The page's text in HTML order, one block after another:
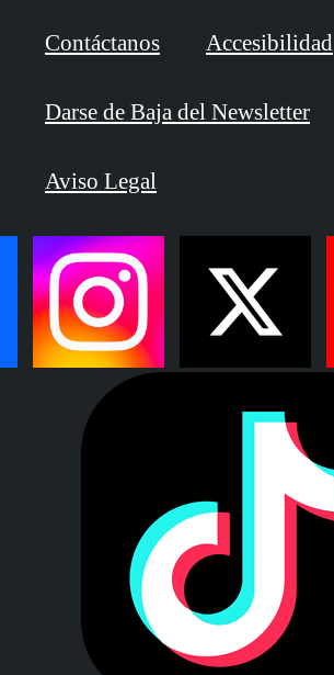
Contáctanos Accesibilidad
Darse de Baja del Newsletter
Aviso Legal